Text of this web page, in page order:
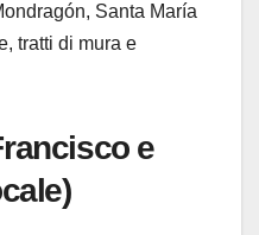
Santa María
tratti di mura e
e